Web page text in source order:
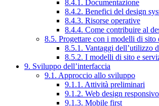
8.4.1. Documentazione
8.4.2. Benefici del design
8.4.3. Risorse operative
8.4.4. Come contribuire al
8.5. Progettare con i modelli di sito
8.5.1. Vantaggi dell’utilizzo
8.5.2. I modelli di sito e
9. Sviluppo dell’interfaccia
9.1. Approccio allo sviluppo
9.1.1. Attività preliminari
9.1.2. Web design
9.1.3. Mobile first